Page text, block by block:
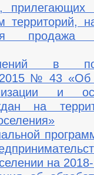
прилегающих
территорий,
продажа
в
№ 43 «Об
и
на
на